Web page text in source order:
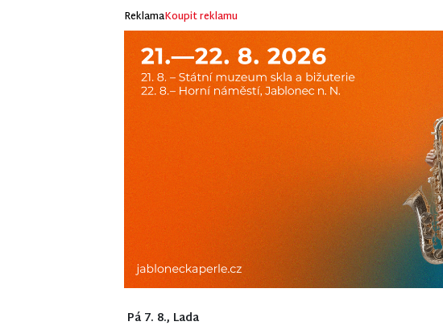
ReklamaKoupit reklamu
Pá 7. 8., Lada